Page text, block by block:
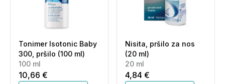
Tonimer Isotonic Baby
300, pršilo (100 ml)
100 ml
10,66 €
Nisita, pršilo za nos
(20 ml)
20 ml
4,84 €